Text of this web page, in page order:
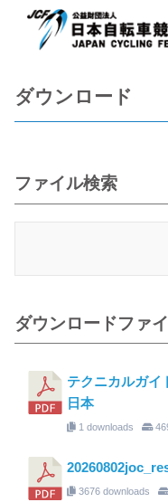
ダウンロード
ファイル検索
ダウンロードファ
テクニカルガイ
日本
1 downloads
3676 downloads